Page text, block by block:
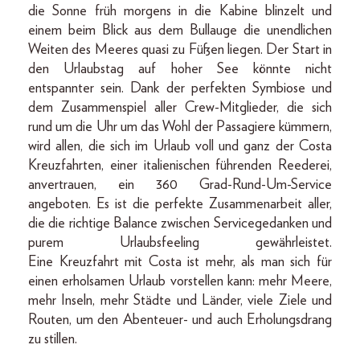
die Sonne früh morgens in die Kabine blinzelt und
einem beim Blick aus dem Bullauge die unendlichen
Weiten des Meeres quasi zu Füßen liegen. Der Start in
den Urlaubstag auf hoher See könnte nicht
entspannter sein. Dank der perfekten Symbiose und
dem Zusammenspiel aller Crew-Mitglieder, die sich
rund um die Uhr um das Wohl der Passagiere kümmern,
wird allen, die sich im Urlaub voll und ganz der Costa
Kreuzfahrten, einer italienischen führenden Reederei,
anvertrauen, ein 360 Grad-Rund-Um-Service
angeboten. Es ist die perfekte Zusammenarbeit aller,
die die richtige Balance zwischen Servicegedanken und
purem Urlaubsfeeling gewährleistet.
Eine Kreuzfahrt mit Costa ist mehr, als man sich für
einen erholsamen Urlaub vorstellen kann: mehr Meere,
mehr Inseln, mehr Städte und Länder, viele Ziele und
Routen, um den Abenteuer- und auch Erholungsdrang
zu stillen.